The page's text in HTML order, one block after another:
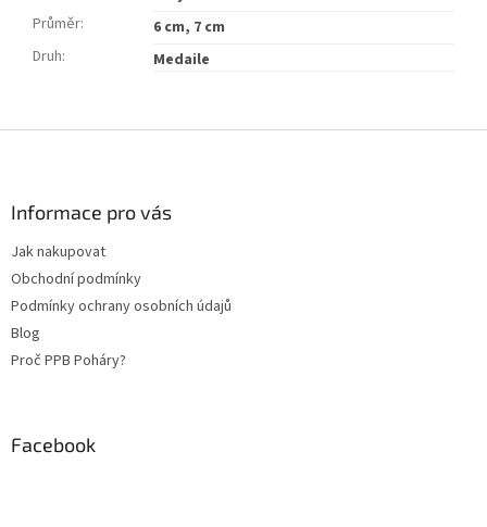
Průměr:
6 cm, 7 cm
Druh: Medaile
Informace pro vás
Jak nakupovat
Obchodní podmínky
Podmínky ochrany osobních údajů
Blog
Proč PPB Poháry?
Facebook